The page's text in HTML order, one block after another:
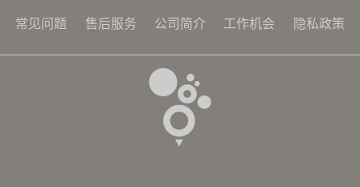
常见问题 售后服务 公司简介 工作机会 隐私政策